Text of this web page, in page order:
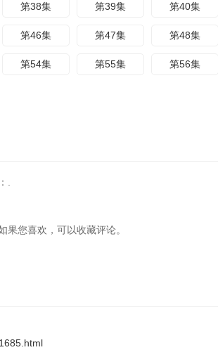
第38集 第39集 第40集
第46集 第47集 第48集
第54集 第55集 第56集
.
您喜欢，可以收藏评论。